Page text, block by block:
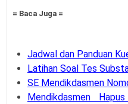
= Baca Juga =
Jadwal dan Panduan
Latihan Soal Tes
SE Mendikdasmen
Mendikdasmen